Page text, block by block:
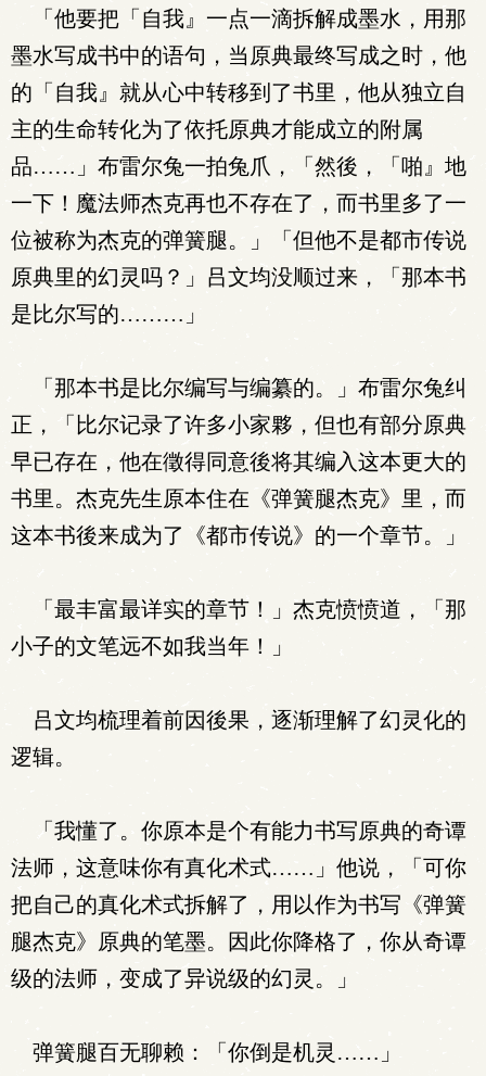
「他要把「自我』一点一滴拆解成墨水，用那
墨水写成书中的语句，当原典最终写成之时，他
的「自我』就从心中转移到了书里，他从独立自
主的生命转化为了依托原典才能成立的附属
品……」布雷尔兔一拍兔爪，「然後，「啪』地
一下！魔法师杰克再也不存在了，而书里多了一
位被称为杰克的弹簧腿。」「但他不是都市传说
原典里的幻灵吗？」吕文均没顺过来，「那本书
是比尔写的………」
「那本书是比尔编写与编纂的。」布雷尔兔纠
正，「比尔记录了许多小家夥，但也有部分原典
早已存在，他在徵得同意後将其编入这本更大的
书里。杰克先生原本住在《弹簧腿杰克》里，而
这本书後来成为了《都市传说》的一个章节。」
「最丰富最详实的章节！」杰克愤愤道，「那
小子的文笔远不如我当年！」
吕文均梳理着前因後果，逐渐理解了幻灵化的
逻辑。
「我懂了。你原本是个有能力书写原典的奇谭
法师，这意味你有真化术式……」他说，「可你
把自己的真化术式拆解了，用以作为书写《弹簧
腿杰克》原典的笔墨。因此你降格了，你从奇谭
级的法师，变成了异说级的幻灵。」
弹簧腿百无聊赖：「你倒是机灵……」